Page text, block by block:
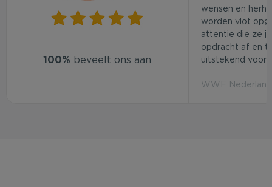
100% beveelt ons aan
wensen en
worden vlot
attentie die ze
opdracht af en
uitstekend voor
WWF